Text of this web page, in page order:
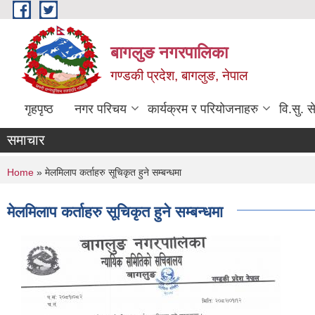
Skip to main content
बागलुङ नगरपालिका
गण्डकी प्रदेश, बागलुङ, नेपाल
गृहपृष्ठ नगर परिचय कार्यक्रम र परियोजनाहरु वि.सु.
समाचार
You are here
Home » मेलमिलाप कर्ताहरु सूचिकृत हुने सम्बन्धमा
मेलमिलाप कर्ताहरु सूचिकृत हुने सम्बन्धमा